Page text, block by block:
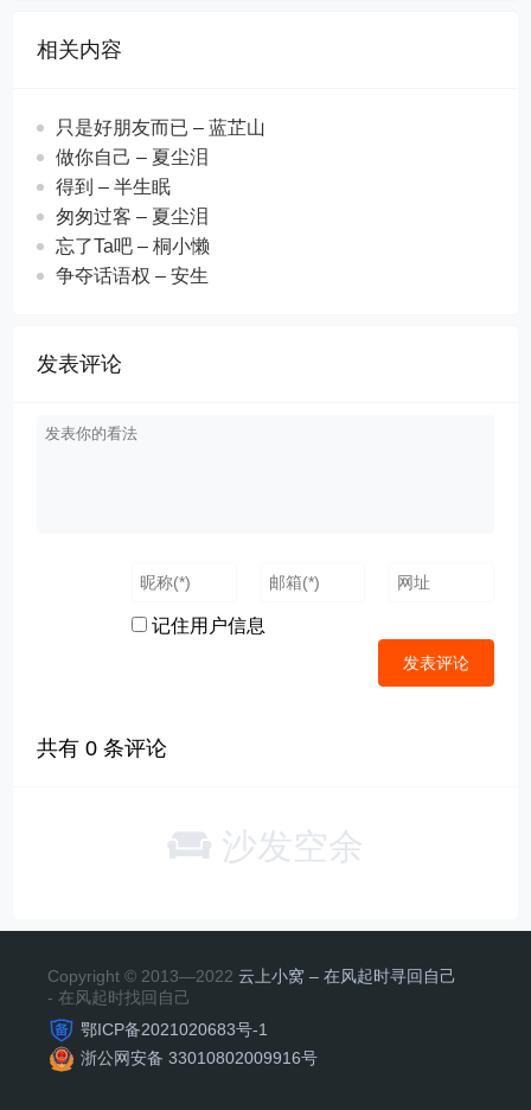
相关内容
只是好朋友而已 – 蓝芷山
做你自己 – 夏尘泪
得到 – 半生眠
匆匆过客 – 夏尘泪
忘了Ta吧 – 桐小懒
争夺话语权 – 安生
发表评论
记住用户信息
共有0 条评论
沙发空余
Copyright © 2013—2022 云上小窝 – 在风起时寻回自己
- 在风起时找回自己
鄂ICP备2021020683号-1
浙公网安备 33010802009916号